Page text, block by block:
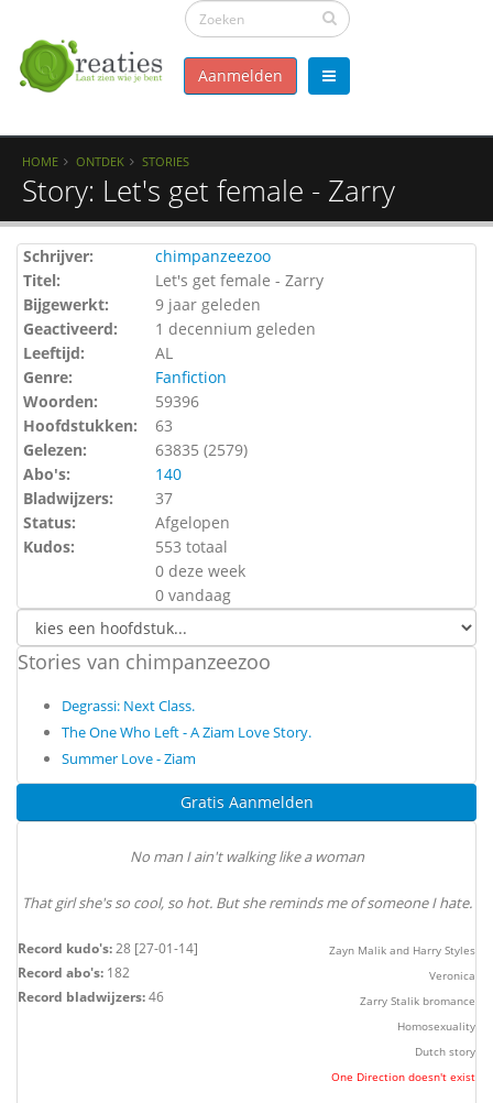
Aanmelden
HOME ONTDEK STORIES
Story: Let's get female - Zarry
Schrijver:
chimpanzeezoo
Titel:
Let's get female - Zarry
Bijgewerkt:
9 jaar geleden
Geactiveerd:
1 decennium geleden
Leeftijd:
AL
Genre:
Fanfiction
Woorden:
59396
Hoofdstukken:
63
Gelezen:
63835 (2579)
Abo's:
140
Bladwijzers:
37
Status:
Afgelopen
Kudos:
553 totaal
0 deze week
0 vandaag
Stories van chimpanzeezoo
Degrassi: Next Class.
The One Who Left - A Ziam Love Story.
Summer Love - Ziam
Gratis Aanmelden
No man I ain't walking like a woman
That girl she's so cool, so hot. But she reminds me of someone I hate.
Zayn Malik and Harry Styles
Veronica
Zarry Stalik bromance
Homosexuality
Dutch story
One Direction doesn't exist
Record kudo's:28 [27-01-14]
Record abo's: 182
Record bladwijzers:46